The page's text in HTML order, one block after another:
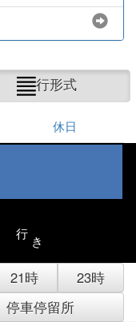
行形式
休日
行 き
21時
23時
停車停留所